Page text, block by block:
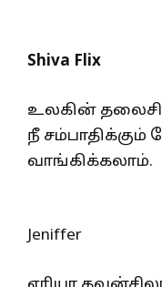
Shiva Flix
உலகின்
நீ சம்பாதிக்கும்
வாங்கிக்கலாம்.
Jeniffer